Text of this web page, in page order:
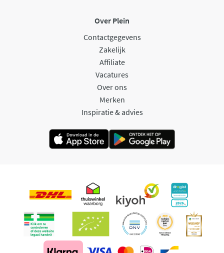
Over Plein
Contactgegevens
Zakelijk
Affiliate
Vacatures
Over ons
Merken
Inspiratie & advies